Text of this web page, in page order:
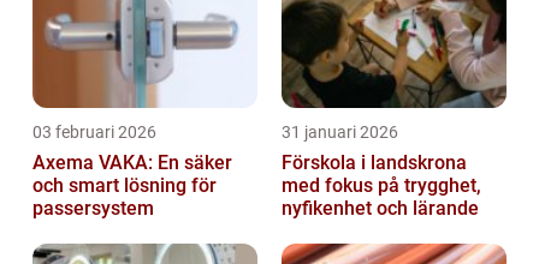
03 februari 2026
Axema VAKA: En säker
och smart lösning för
passersystem
31 januari 2026
Förskola i landskrona
med fokus på trygghet,
nyfikenhet och lärande